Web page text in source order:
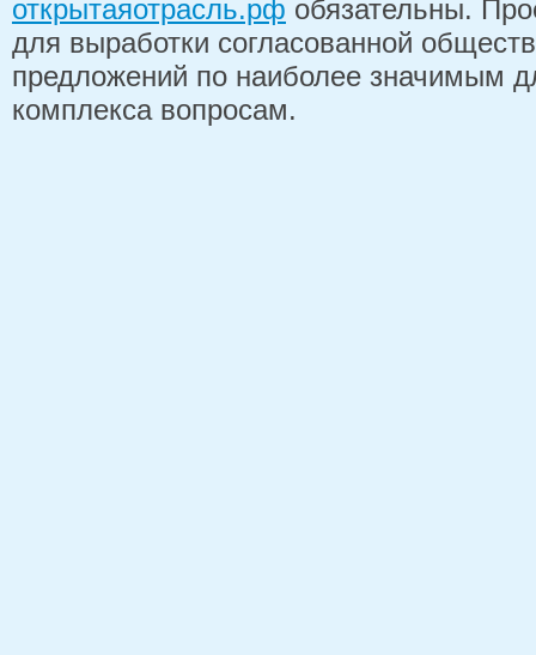
открытаяотрасль.рф обязательны.
для выработки согласованной
предложений по наиболее значимым
комплекса вопросам.